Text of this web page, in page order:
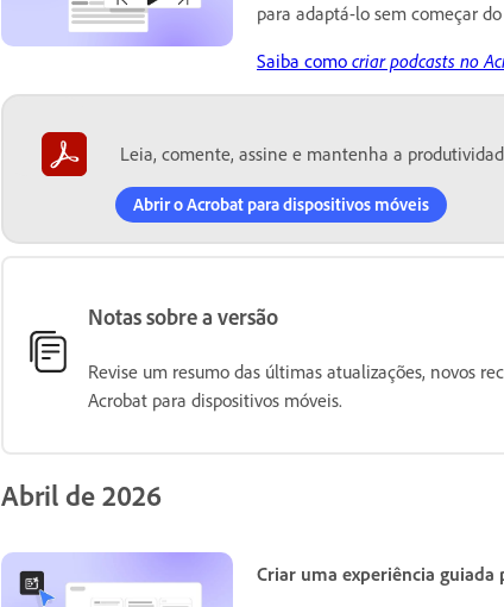
para adaptá-lo sem começar
Saiba como criar podcasts no
Leia, comente, assine e mantenha a
Abrir o Acrobat para dispositivos móveis
Notas sobre a versão
Revise um resumo das últimas atualizações, novos
Acrobat para dispositivos móveis.
Abril de 2026
Criar uma experiência guiada